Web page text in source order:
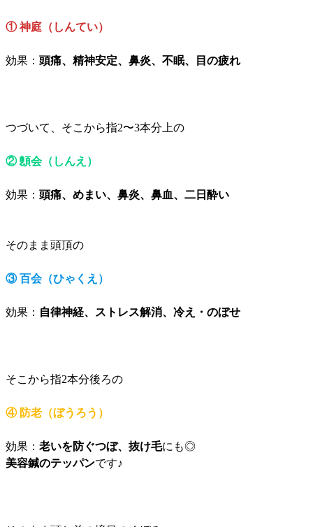
① 神庭（しんてい）
効果： 頭痛、精神安定、鼻炎、不眠、目の疲れ
つづいて、そこから指2〜3本分上の
② 顖会（しんえ）
効果： 頭痛、めまい、鼻炎、鼻血、二日酔い
そのまま頭頂の
③ 百会（ひゃくえ）
効果： 自律神経、ストレス解消、冷え・のぼせ
そこから指2本分後ろの
④ 防老（ぼうろう）
効果： 老いを防ぐつぼ、抜け毛にも◎
美容鍼のテッパンです♪